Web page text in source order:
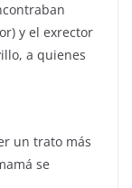
y el exrector
a quienes
un trato más
se